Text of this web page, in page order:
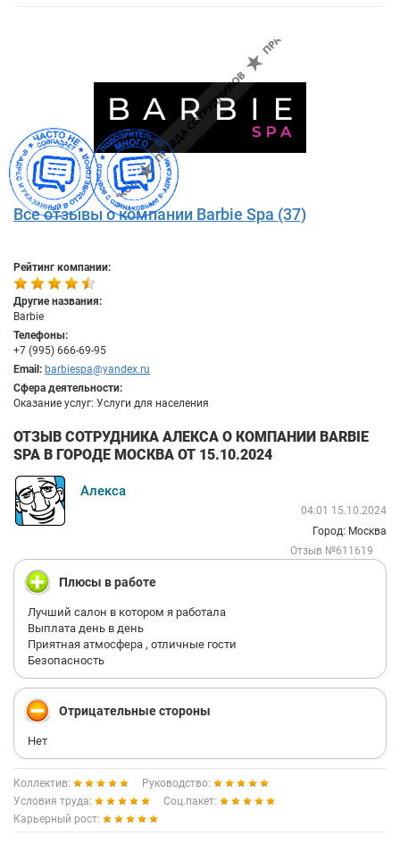
Все отзывы о компании Barbie Spa (37)
Рейтинг компании:
Другие названия:
Barbie
Телефоны:
+7 (995) 666-69-95
Email: barbiespa@yandex.ru
Сфера деятельности:
Оказание услуг: Услуги для населения
ОТЗЫВ СОТРУДНИКА АЛЕКСА О КОМПАНИИ BARBIE
SPA В ГОРОДЕ МОСКВА ОТ 15.10.2024
Алекса
04:01 15.10.2024
Город: Москва
Отзыв №611619
Плюсы в работе
Лучший салон в котором я работала
Выплата день в день
Приятная атмосфера , отличные гости
Безопасность
Отрицательные стороны
Нет
Коллектив:
Руководство:
Условия труда:
Соц.пакет:
Карьерный рост: